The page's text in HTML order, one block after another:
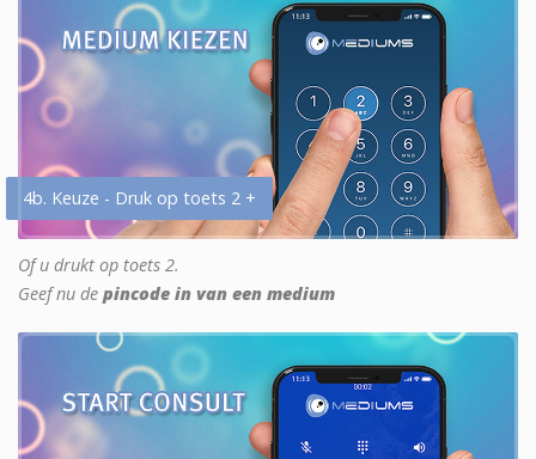
4b. Keuze - Druk op toets 2 +
Of u drukt op toets 2.
Geef nu de pincode in van een medium